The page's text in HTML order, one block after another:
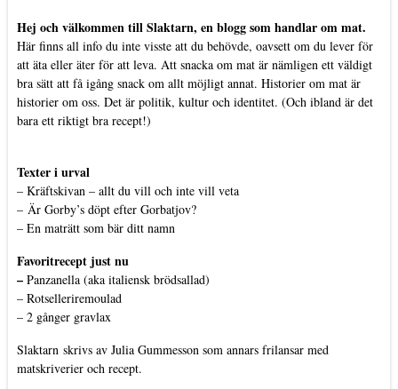
Hej och välkommen till Slaktarn, en blogg som handlar om mat.
Här finns all info du inte visste att du behövde, oavsett om du lever för
att äta eller äter för att leva. Att snacka om mat är nämligen ett väldigt
bra sätt att få igång snack om allt möjligt annat. Historier om mat är
historier om oss. Det är politik, kultur och identitet. (Och ibland är det
bara ett riktigt bra recept!)
Texter i urval
– Kräftskivan – allt du vill och inte vill veta
– Är Gorby’s döpt efter Gorbatjov?
– En maträtt som bär ditt namn
Favoritrecept just nu
– Panzanella (aka italiensk brödsallad)
– Rotselleriremoulad
– 2 gånger gravlax
Slaktarn skrivs av Julia Gummesson som annars frilansar med
matskriverier och recept.